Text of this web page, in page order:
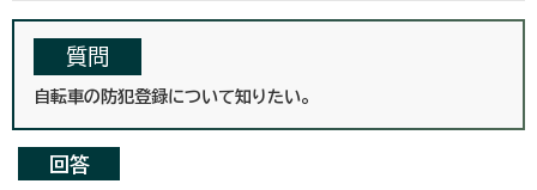
質問
自転車の防犯登録について知りたい。
回答